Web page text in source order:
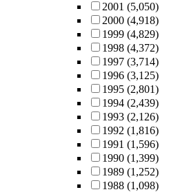
2001 (5,050)
2000 (4,918)
1999 (4,829)
1998 (4,372)
1997 (3,714)
1996 (3,125)
1995 (2,801)
1994 (2,439)
1993 (2,126)
1992 (1,816)
1991 (1,596)
1990 (1,399)
1989 (1,252)
1988 (1,098)